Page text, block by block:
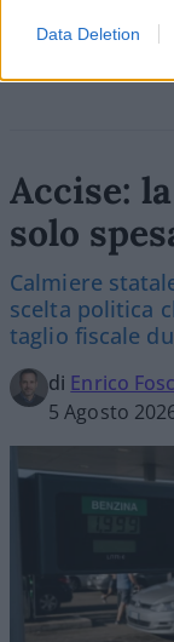
Data Deletion
Accise:
solo
Calmiere
scelta politica
taglio fiscale
di Enrico
5 Agosto